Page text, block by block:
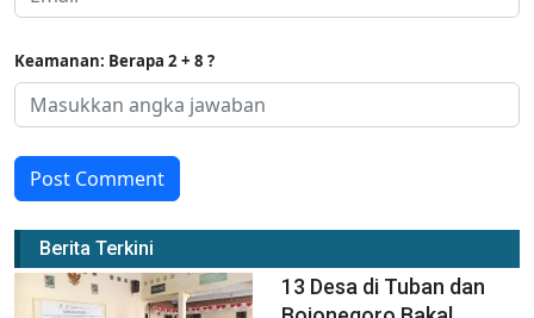
Keamanan: Berapa 2 + 8 ?
Post Comment
Berita Terkini
13 Desa di Tuban dan